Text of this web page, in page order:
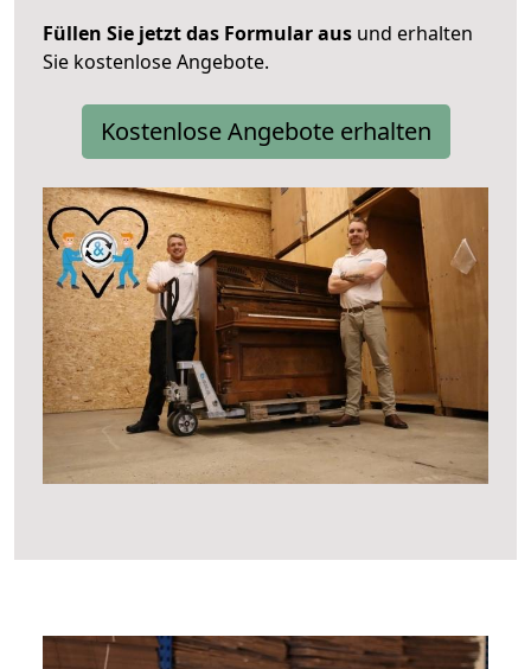
Füllen Sie jetzt das Formular aus und erhalten
Sie kostenlose Angebote.
Kostenlose Angebote erhalten